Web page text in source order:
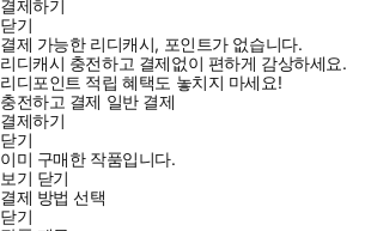
결제하기
닫기
결제 가능한 리디캐시, 포인트가 없습니다.
리디캐시 충전하고 결제없이 편하게 감상하세요.
리디포인트 적립 혜택도 놓치지 마세요!
충전하고 결제 일반 결제
결제하기
닫기
이미 구매한 작품입니다.
보기 닫기
결제 방법 선택
닫기